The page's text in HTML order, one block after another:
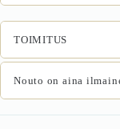
TOIMITUS
Nouto on aina